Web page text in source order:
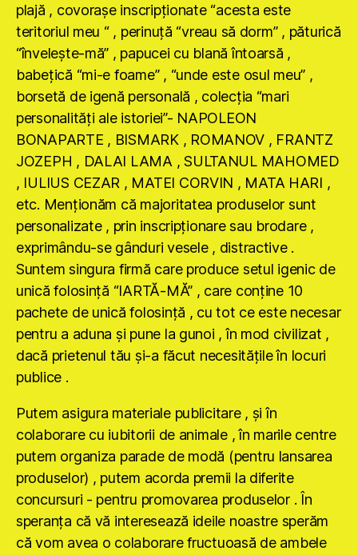
plajă , covoraşe inscripţionate “acesta este
teritoriul meu “ , perinuţă “vreau să dorm” , păturică
“înveleşte-mă” , papucei cu blană întoarsă ,
babeţică “mi-e foame” , “unde este osul meu” ,
borsetă de igenă personală , colecţia “mari
personalităţi ale istoriei”- NAPOLEON
BONAPARTE , BISMARK , ROMANOV , FRANTZ
JOZEPH , DALAI LAMA , SULTANUL MAHOMED
, IULIUS CEZAR , MATEI CORVIN , MATA HARI ,
etc. Menţionăm că majoritatea produselor sunt
personalizate , prin inscripţionare sau brodare ,
exprimându-se gânduri vesele , distractive .
Suntem singura firmă care produce setul igenic de
unică folosinţă “IARTĂ-MĂ” , care conţine 10
pachete de unică folosinţă , cu tot ce este necesar
pentru a aduna şi pune la gunoi , în mod civilizat ,
dacă prietenul tău şi-a făcut necesităţile în locuri
publice .
Putem asigura materiale publicitare , şi în
colaborare cu iubitorii de animale , în marile centre
putem organiza parade de modă (pentru lansarea
produselor) , putem acorda premii la diferite
concursuri - pentru promovarea produselor . În
speranţa că vă interesează ideile noastre sperăm
că vom avea o colaborare fructuoasă de ambele